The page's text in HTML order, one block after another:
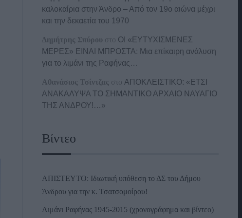
καλοκαίρια στην Άνδρο – Από τον 19ο αιώνα μέχρι
και την δεκαετία του 1970
Δημήτρης Σπύρου στο ΟΙ «ΕΥΤΥΧΙΣΜΕΝΕΣ
ΜΕΡΕΣ» ΕΙΝΑΙ ΜΠΡΟΣΤΑ: Μια επίκαιρη ανάλυση
για το λιμάνι της Ραφήνας…
Αθανάσιος Τσίντζας στοΑΠΟΚΛΕΙΣΤΙΚΟ: «ΕΤΣΙ
ΑΝΑΚΑΛΥΨΑ ΤΟ ΣΗΜΑΝΤΙΚΟ ΑΡΧΑΙΟ ΝΑΥΑΓΙΟ
ΤΗΣ ΑΝΔΡΟΥ!…»
Βίντεο
ΑΠΙΣΤΕΥΤΟ: Ιδιωτική υπόθεση το ΔΣ του Δήμου
Άνδρου για την κ. Τσατσομοίρου!
Λιμάνι Ραφήνας 1945-2015 (χρονογράφημα και βίντεο)